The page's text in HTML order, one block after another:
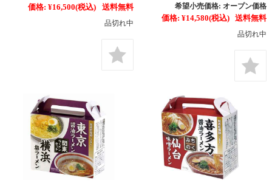
価格: ¥16,500(税込)
送料無料
品切れ中
希望小売価格: オープン価格
価格: ¥14,580(税込)
送料無料
品切れ中